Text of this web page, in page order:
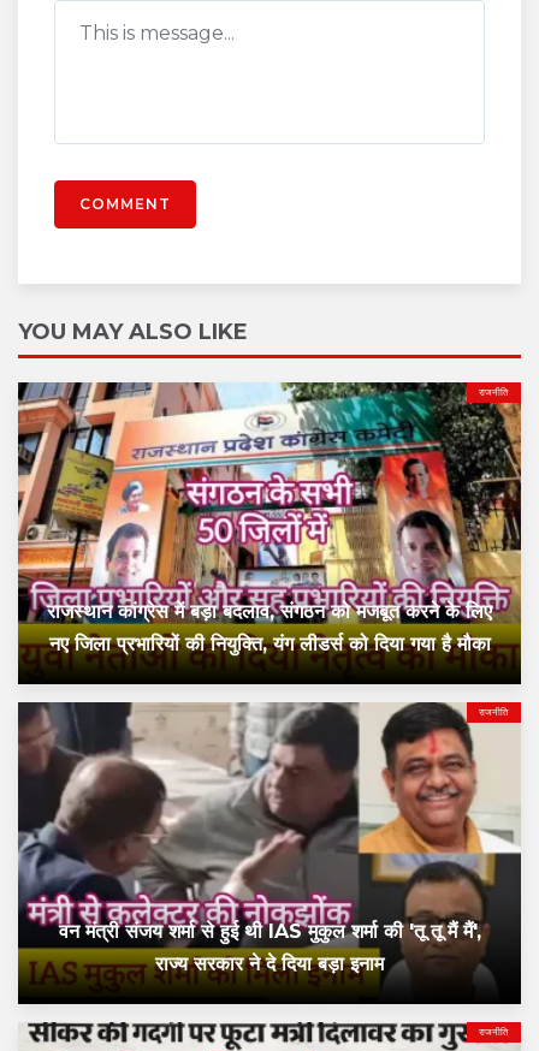
COMMENT
YOU MAY ALSO LIKE
राजनीति
राजस्थान कांग्रेस में बड़ा बदलाव, संगठन को मजबूत करने के लिए
नए जिला प्रभारियों की नियुक्ति, यंग लीडर्स को दिया गया है मौका
राजनीति
वन मंत्री संजय शर्मा से हुई थी IAS मुकुल शर्मा की 'तू तू मैं मैं',
राज्य सरकार ने दे दिया बड़ा इनाम
राजनीति